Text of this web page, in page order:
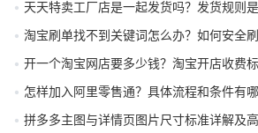
天天特卖工厂店是一起发货吗？发货规则是
淘宝刷单找不到关键词怎么办？如何安全刷
开一个淘宝网店要多少钱？淘宝开店收费
怎样加入阿里零售通？具体流程和条件有
拼多多主图与详情页图片尺寸标准详解及